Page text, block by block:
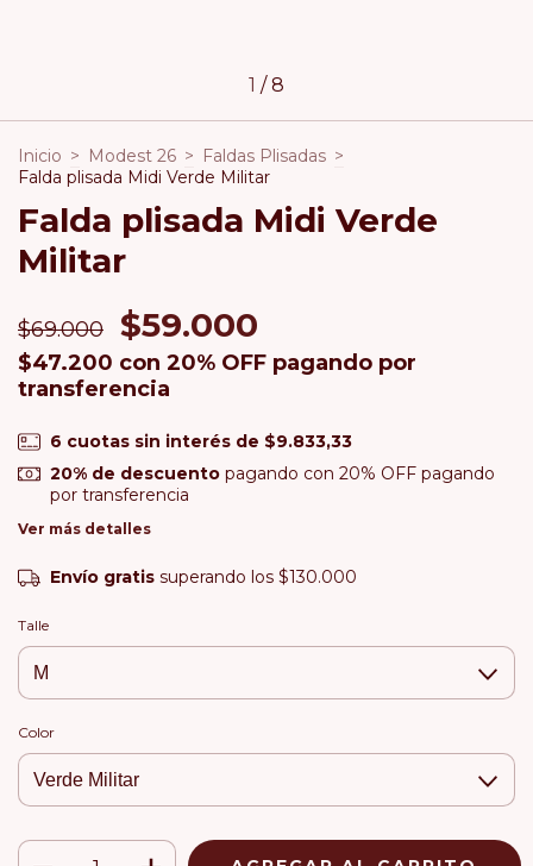
1 /8
Inicio > Modest 26 > Faldas Plisadas >
Falda plisada Midi Verde Militar
Falda plisada Midi Verde
Militar
$69.000 $59.000
$47.200 con 20% OFF pagando por
transferencia
6 cuotas sin interés de $9.833,33
20% de descuentopagando con 20% OFF pagando
por transferencia
Ver más detalles
Envío gratis superando los $130.000
Talle
Color